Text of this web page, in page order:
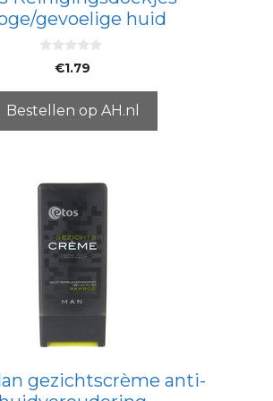
gevoelige huid
5
€1.79
Bestellen op AH.nl
gezichtscrème anti-